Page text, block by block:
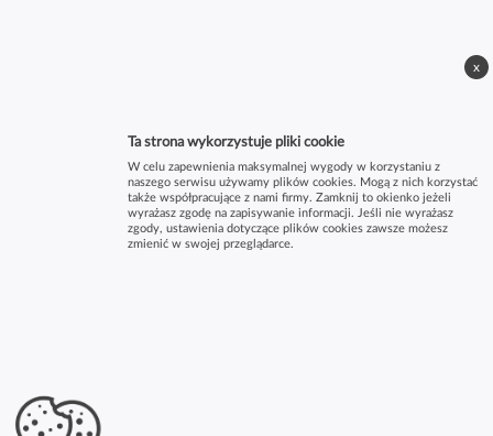
Ta strona wykorzystuje pliki cookie
W celu zapewnienia maksymalnej wygody w korzystaniu z
naszego serwisu używamy plików cookies. Mogą z nich korzystać
także współpracujące z nami firmy. Zamknij to okienko jeżeli
wyrażasz zgodę na zapisywanie informacji. Jeśli nie wyrażasz
zgody, ustawienia dotyczące plików cookies zawsze możesz
zmienić w swojej przeglądarce.
x